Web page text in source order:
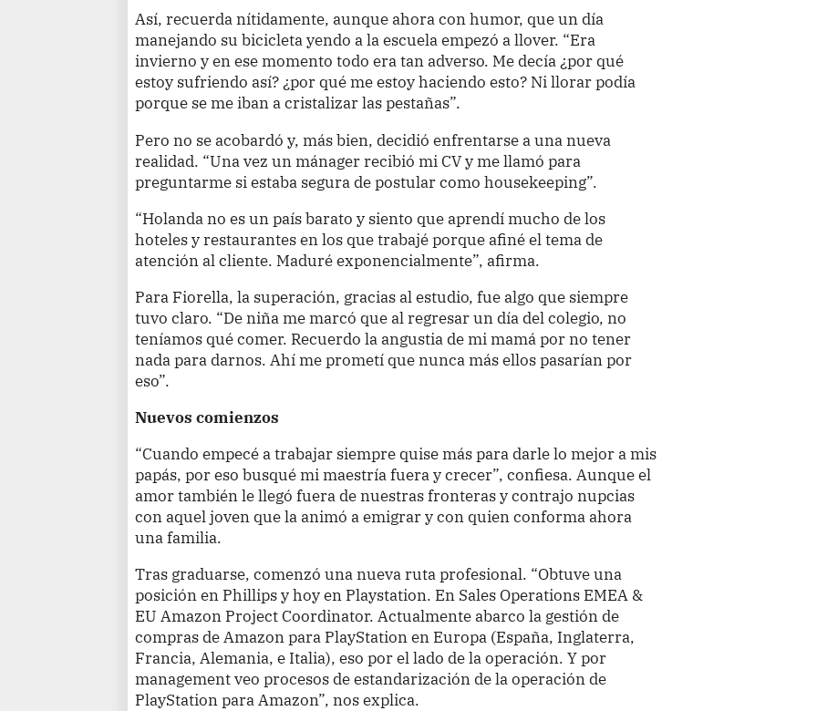
Así, recuerda nítidamente, aunque ahora con humor, que un día
manejando su bicicleta yendo a la escuela empezó a llover. “Era
invierno y en ese momento todo era tan adverso. Me decía ¿por qué
estoy sufriendo así? ¿por qué me estoy haciendo esto? Ni llorar podía
porque se me iban a cristalizar las pestañas”.
Pero no se acobardó y, más bien, decidió enfrentarse a una nueva
realidad. “Una vez un mánager recibió mi CV y me llamó para
preguntarme si estaba segura de postular como housekeeping”.
“Holanda no es un país barato y siento que aprendí mucho de los
hoteles y restaurantes en los que trabajé porque afiné el tema de
atención al cliente. Maduré exponencialmente”, afirma.
Para Fiorella, la superación, gracias al estudio, fue algo que siempre
tuvo claro. “De niña me marcó que al regresar un día del colegio, no
teníamos qué comer. Recuerdo la angustia de mi mamá por no tener
nada para darnos. Ahí me prometí que nunca más ellos pasarían por
eso”.
Nuevos comienzos
“Cuando empecé a trabajar siempre quise más para darle lo mejor a mis
papás, por eso busqué mi maestría fuera y crecer”, confiesa. Aunque el
amor también le llegó fuera de nuestras fronteras y contrajo nupcias
con aquel joven que la animó a emigrar y con quien conforma ahora
una familia.
Tras graduarse, comenzó una nueva ruta profesional. “Obtuve una
posición en Phillips y hoy en Playstation. En Sales Operations EMEA &
EU Amazon Project Coordinator. Actualmente abarco la gestión de
compras de Amazon para PlayStation en Europa (España, Inglaterra,
Francia, Alemania, e Italia), eso por el lado de la operación. Y por
management veo procesos de estandarización de la operación de
PlayStation para Amazon”, nos explica.